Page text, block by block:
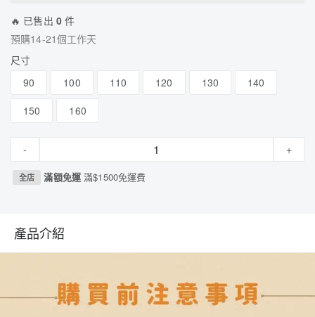
🔥 已售出 0件
預購14-21個工作天
尺寸
90
100 110 120 130
140
150
160
- +
全店 滿額免運滿$1500免運費
產品介紹